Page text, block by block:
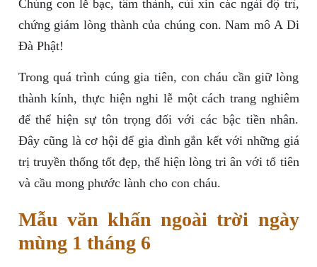
Chúng con lễ bạc, tâm thành, cúi xin các ngài độ trì,
chứng giám lòng thành của chúng con. Nam mô A Di
Đà Phật!
Trong quá trình cúng gia tiên, con cháu cần giữ lòng
thành kính, thực hiện nghi lễ một cách trang nghiêm
để thể hiện sự tôn trọng đối với các bậc tiền nhân.
Đây cũng là cơ hội để gia đình gắn kết với những giá
trị truyền thống tốt đẹp, thể hiện lòng tri ân với tổ tiên
và cầu mong phước lành cho con cháu.
Mẫu văn khấn ngoài trời ngày
mùng 1 tháng 6